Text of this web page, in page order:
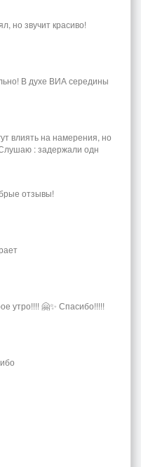
но звучит красиво!
В духе ВИА середины
влиять на намерения, но
: задержали одн
отзывы!
утро!!!! 🤗✨ Спасибо!!!!!